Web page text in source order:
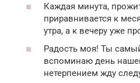
Каждая минута,
приравнивается к
утра, а к вечеру уже
Радость моя! Ты
вспоминаю день
нетерпением жду